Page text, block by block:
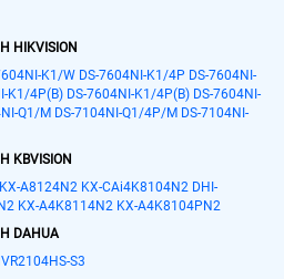
HIKVISION
K1/W DS-7604NI-K1/4P DS-7604NI-
K1/4P(B) DS-7604NI-K1/4P(B) DS-7604NI-
Q1/M DS-7104NI-Q1/4P/M DS-7104NI-
KBVISION
KX-A8124N2 KX-CAi4K8104N2 DHI-
KX-A4K8114N2 KX-A4K8104PN2
DAHUA
S3